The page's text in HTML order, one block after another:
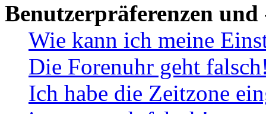
Benutzerpräferenzen und
Wie kann ich meine
Die Forenuhr geht
Ich habe die Zeitzone